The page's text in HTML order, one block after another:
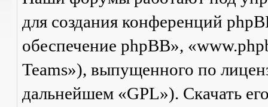
для создания конференций
обеспечение phpBB»,
Teams»), выпущенного по
дальнейшем «GPL»). Скачать